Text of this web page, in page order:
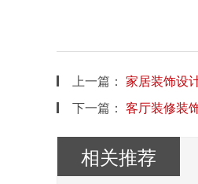
上一篇： 家居装饰设
下一篇： 客厅装修装
相关推荐